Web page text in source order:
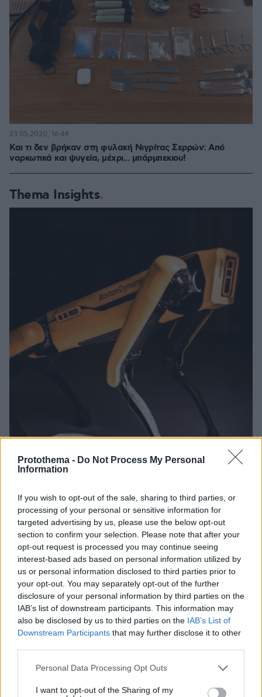
Protothema - Do Not Process My Personal
Information
If you wish to opt-out of the sale, sharing to third parties, or
processing of your personal or sensitive information for
targeted advertising by us, please use the below opt-out
section to confirm your selection. Please note that after your
opt-out request is processed you may continue seeing
interest-based ads based on personal information utilized by
us or personal information disclosed to third parties prior to
your opt-out. You may separately opt-out of the further
disclosure of your personal information by third parties on the
IAB’s list of downstream participants. This information may
also be disclosed by us to third parties on the IAB’s List of
Downstream Participants that may further disclose it to other
Please note that this website/app uses one or more Google
not limited to your visit or usage behaviour. You may click to
Personal Data Processing Opt Outs
I want to opt-out of the Sharing of my
Και τι δεν βρήκαν στη φυλακή Νιγρίτας Σερρών: Από
ναρκωτικά και ψυγεία, μέχρι... μπάρμπεκιου!
23.05.2020, 16:44
Thema Insights
Το μέλλον της τεχνολογίας
27.07.2026, 06:00
Η Smart φοιτητική κατοικία στην καρδιά της Αθήνας
03.08.2026, 10:56
Επαγγελματική Εκπαίδευση & Εξειδίκευση: Το Mοντέλο που
σε Bάζει στην Aγορά Eργασίας
26.07.2026, 09:54
ΣΧΟΛΙΑ(23)
ΠΡΟΣΘΗΚΗ ΣΧΟΛΙΟΥ
Χρυσουλα Κ.